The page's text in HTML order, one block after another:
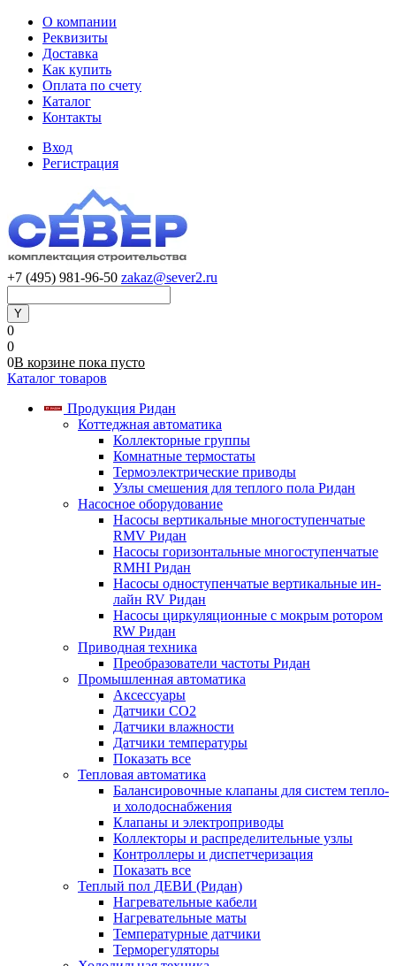
О компании
Реквизиты
Доставка
Как купить
Оплата по счету
Каталог
Контакты
Вход
Регистрация
+7 (495) 981-96-50 zakaz@sever2.ru
0
0
0В корзине пока пусто
Каталог товаров
Продукция Ридан
Коттеджная автоматика
Коллекторные группы
Комнатные термостаты
Термоэлектрические приводы
Узлы смешения для теплого пола Ридан
Насосное оборудование
Насосы вертикальные многоступенчатые
RMV Ридан
Насосы горизонтальные многоступенчатые
RMHI Ридан
Насосы одноступенчатые вертикальные ин-
лайн RV Ридан
Насосы циркуляционные с мокрым ротором
RW Ридан
Приводная техника
Преобразователи частоты Ридан
Промышленная автоматика
Аксессуары
Датчики CO2
Датчики влажности
Датчики температуры
Показать все
Тепловая автоматика
Балансировочные клапаны для систем тепло-
и холодоснабжения
Клапаны и электроприводы
Коллекторы и распределительные узлы
Контроллеры и диспетчеризация
Показать все
Теплый пол ДЕВИ (Ридан)
Нагревательные кабели
Нагревательные маты
Температурные датчики
Терморегуляторы